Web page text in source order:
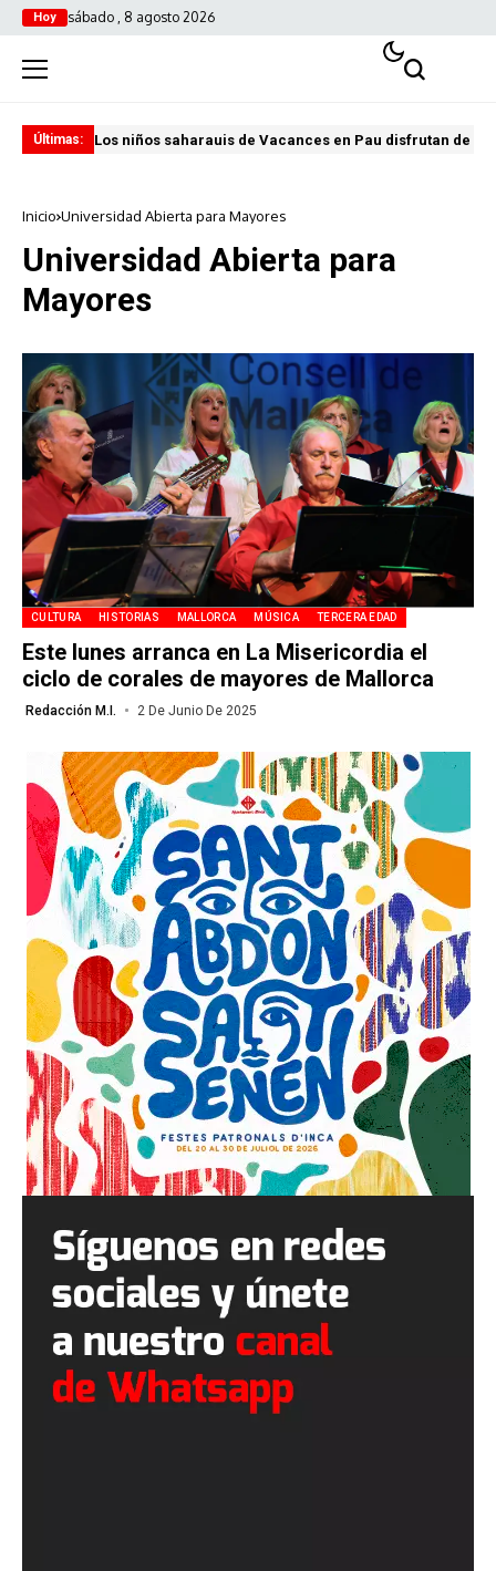
Hoy sábado , 8 agosto 2026
Últimas: Los niños saharauis de Vacances en Pau disfrutan de
Inicio Universidad Abierta para Mayores
Universidad Abierta para
Mayores
CULTURA HISTORIAS MALLORCA MÚSICA TERCERA EDAD
Este lunes arranca en La Misericordia el
ciclo de corales de mayores de Mallorca
Redacción M.I. 2 De Junio De 2025